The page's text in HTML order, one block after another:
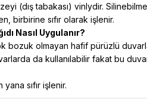
(dış tabakası) vinlydir.
birbirine sıfır olarak işlenir.
Nasıl Uygulanır?
bozuk olmayan hafif pürüzlü
da kullanılabilir fakat bu
sıfır işlenir.